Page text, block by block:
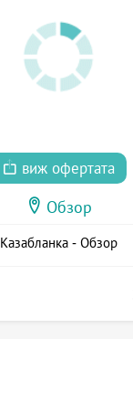
виж офертата
Обзор
Казабланка - Обзор